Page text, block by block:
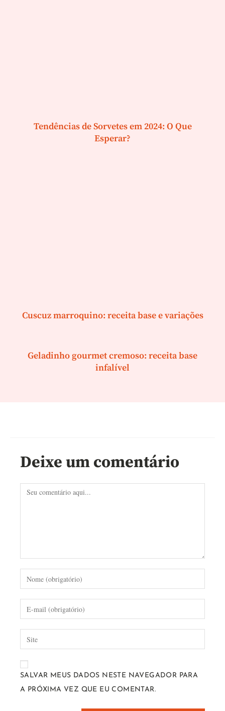
Tendências de Sorvetes em 2024: O Que
Esperar?
Cuscuz marroquino: receita base e variações
Geladinho gourmet cremoso: receita base
infalível
Deixe um comentário
SALVAR MEUS DADOS NESTE NAVEGADOR PARA
A PRÓXIMA VEZ QUE EU COMENTAR.